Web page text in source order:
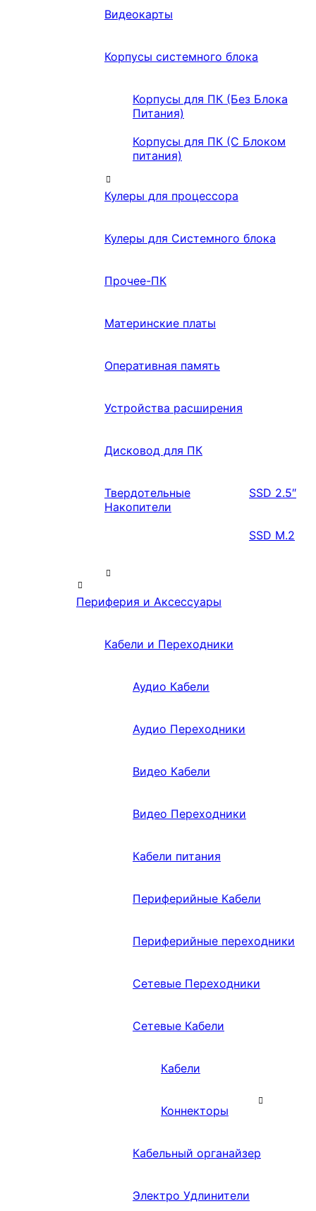
Видеокарты
Корпусы системного блока
Корпусы для ПК (Без Блока
Питания)
Корпусы для ПК (С Блоком
питания)
Кулеры для процессора
Кулеры для Системного блока
Прочее-ПК
Материнские платы
Оперативная память
Устройства расширения
Дисковод для ПК
Твердотельные
Накопители
SSD 2.5″
SSD M.2
Периферия и Аксессуары
Кабели и Переходники
Аудио Кабели
Аудио Переходники
Видео Кабели
Видео Переходники
Кабели питания
Периферийные Кабели
Периферийные переходники
Сетевые Переходники
Сетевые Кабели
Кабели
Коннекторы
Кабельный органайзер
Электро Удлинители